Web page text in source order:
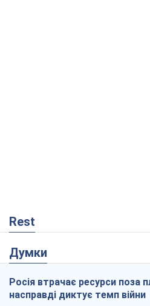
Rest
Думки
Росія втрачає ресурси поза
насправді диктує темп війни